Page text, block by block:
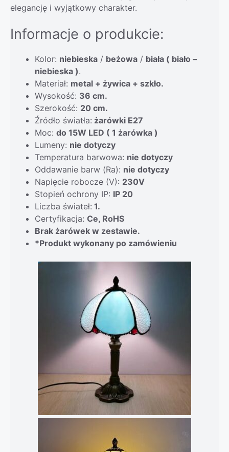
elegancję i wyjątkowy charakter.
Informacje o produkcie:
Kolor: niebieska / beżowa / biała ( biało –
niebieska ).
Materiał: metal + żywica + szkło.
Wysokość: 36 cm.
Szerokość: 20 cm.
Źródło światła: żarówki E27
Moc: do 15W LED ( 1 żarówka )
Lumeny: nie dotyczy
Temperatura barwowa: nie dotyczy
Oddawanie barw (Ra): nie dotyczy
Napięcie robocze (V): 230V
Stopień ochrony IP: IP 20
Liczba świateł: 1.
Certyfikacja: Ce, RoHS
Brak żarówek w zestawie.
*Produkt wykonany po zamówieniu